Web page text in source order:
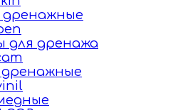
для дренажа
дренажные